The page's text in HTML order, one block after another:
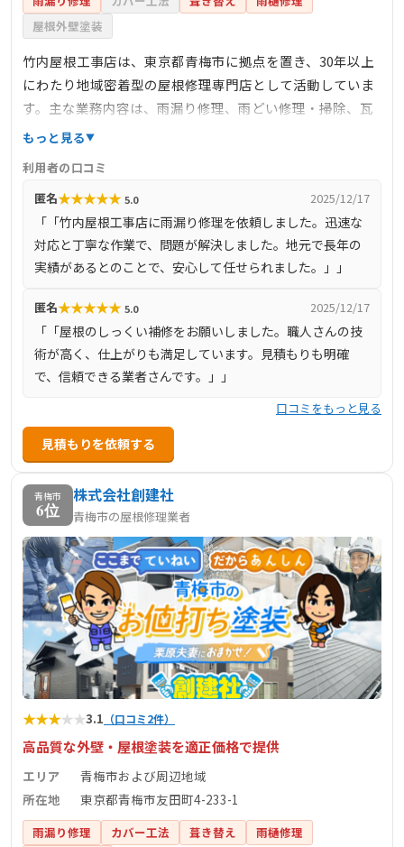
屋根外壁塗装
竹内屋根工事店は、東京都青梅市に拠点を置き、30年以上
にわたり地域密着型の屋根修理専門店として活動していま
す。主な業務内容は、雨漏り修理、雨どい修理・掃除、瓦
の交換、瓦屋根・板金屋根の葺き直し工事、棟・しっくい
防犯カメラ設置、ベランダ・ビニール波板、カーポート工
事、フェンス工事など、多岐にわたります。特に、雨漏り
修理においては、最小限の修理で低料金での対応を心掛け
ており、地震でのズレや風雨に強い耐震工法を採用してい
ます。見積もりや相談は無料で受け付けており、地域の皆
もっと見る
利用者の口コミ
匿名★★★★★ 5.0 2025/12/17
「「竹内屋根工事店に雨漏り修理を依頼しました。迅速な
対応と丁寧な作業で、問題が解決しました。地元で長年の
実績があるとのことで、安心して任せられました。」」
匿名★★★★★ 5.0 2025/12/17
「「屋根のしっくい補修をお願いしました。職人さんの技
術が高く、仕上がりも満足しています。見積もりも明確
で、信頼できる業者さんです。」」
口コミをもっと見る
見積もりを依頼する
青梅市
6位
株式会社創建社
青梅市の屋根修理業者
★★★★★3.1 （口コミ2件）
高品質な外壁・屋根塗装を適正価格で提供
エリア
青梅市および周辺地域
所在地
東京都青梅市友田町4-233-1
雨漏り修理 カバー工法 葺き替え
雨樋修理